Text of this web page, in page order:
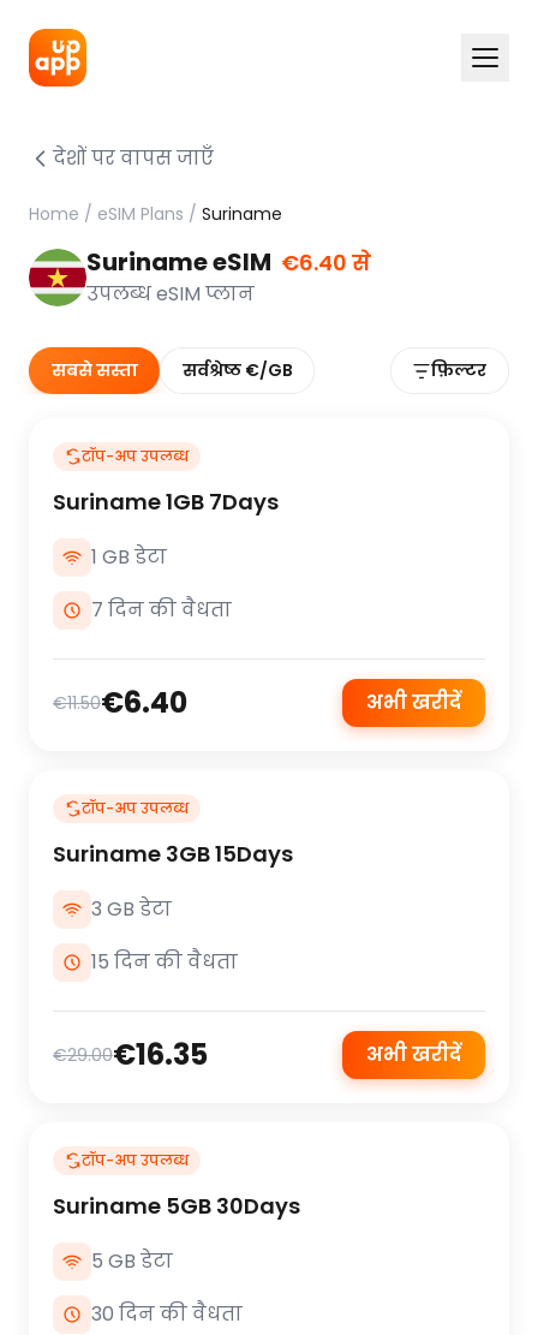
देशों पर वापस जाएँ
Home / eSIM Plans / Suriname
Suriname eSIM €6.40 से
उपलब्ध eSIM प्लान
सबसे सस्ता सर्वश्रेष्ठ €/GB फ़िल्टर
टॉप-अप उपलब्ध
Suriname 1GB 7Days
1 GB डेटा
7 दिन की वैधता
€11.50€6.40 अभी खरीदें
टॉप-अप उपलब्ध
Suriname 3GB 15Days
3 GB डेटा
15 दिन की वैधता
€29.00€16.35 अभी खरीदें
टॉप-अप उपलब्ध
Suriname 5GB 30Days
5 GB डेटा
30 दिन की वैधता